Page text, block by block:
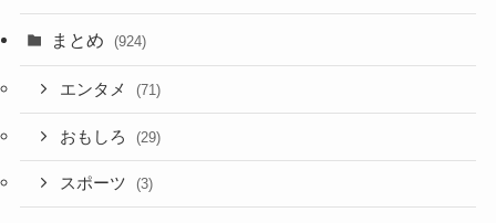
まとめ (924)
エンタメ (71)
おもしろ (29)
スポーツ (3)